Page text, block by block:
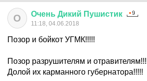
О Очень Дикий Пушистик
11:18, 04.06.2018
Позор и бойкот УГМК!!!!!
Позор разрушителям и
Долой их карманного губернатора!!!!!